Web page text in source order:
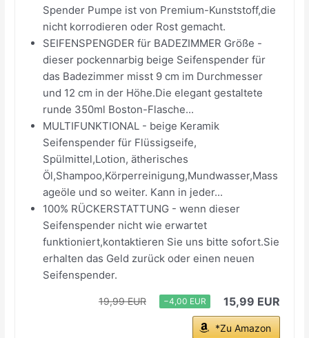
Spender Pumpe ist von Premium-Kunststoff,die
nicht korrodieren oder Rost gemacht.
SEIFENSPENGDER für BADEZIMMER Größe -
dieser pockennarbig beige Seifenspender für
das Badezimmer misst 9 cm im Durchmesser
und 12 cm in der Höhe.Die elegant gestaltete
runde 350ml Boston-Flasche...
MULTIFUNKTIONAL - beige Keramik
Seifenspender für Flüssigseife,
Spülmittel,Lotion, ätherisches
Öl,Shampoo,Körperreinigung,Mundwasser,Mass
ageöle und so weiter. Kann in jeder...
100% RÜCKERSTATTUNG - wenn dieser
Seifenspender nicht wie erwartet
funktioniert,kontaktieren Sie uns bitte sofort.Sie
erhalten das Geld zurück oder einen neuen
Seifenspender.
19,99 EUR −4,00 EUR 15,99 EUR
*Zu Amazon